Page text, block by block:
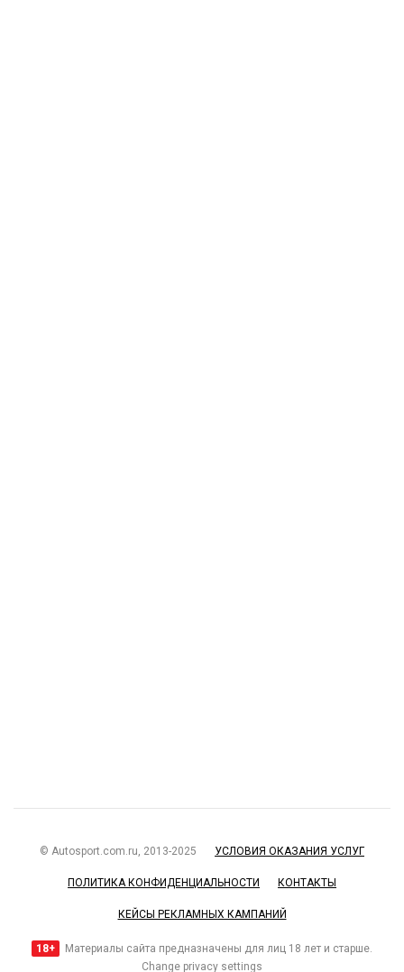
© Autosport.com.ru, 2013-2025 УСЛОВИЯ ОКАЗАНИЯ УСЛУГ
ПОЛИТИКА КОНФИДЕНЦИАЛЬНОСТИ КОНТАКТЫ
КЕЙСЫ РЕКЛАМНЫХ КАМПАНИЙ
18+
Материалы сайта предназначены для лиц 18 лет и старше.
Change privacy settings